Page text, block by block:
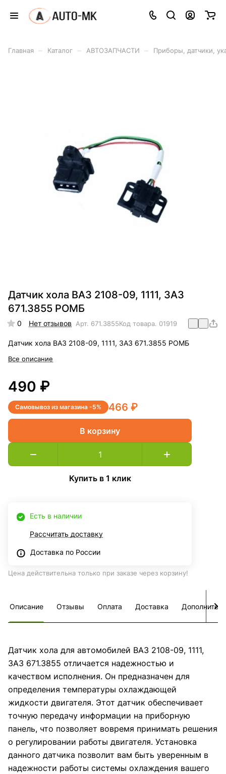
Главная Каталог АВТОЗАПЧАСТИ Приборы, датчики,
Датчик хола ВАЗ 2108-09, 1111, ЗАЗ
671.3855 РОМБ
0 Нет отзывов Арт. 671.3855Код товара. 01919
Датчик хола ВАЗ 2108-09, 1111, ЗАЗ 671.3855 РОМБ
Все описание
490 ₽
Самовывоз из магазина -5% 466 ₽
В корзину
Купить в 1 клик
Есть в наличии
Рассчитать доставку
Доставка по России
Цена действительна только при заказе через корзину!
Описание Отзывы Оплата Доставка
Датчик хола для автомобилей ВАЗ 2108-09, 1111,
ЗАЗ 671.3855 отличается надежностью и
качеством исполнения. Он предназначен для
определения температуры охлаждающей
жидкости двигателя. Этот датчик обеспечивает
точную передачу информации на приборную
панель, что позволяет вовремя принимать решения
о регулировании работы двигателя. Установка
данного датчика позволит вам быть уверенным в
надежности работы системы охлаждения вашего